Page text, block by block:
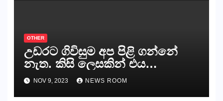
OTHER
උඩරට ගිවිසුම අප පිළි ගන්නේ
නැත. කිසි ලෙසකින් එය
නීත්‍යානුකූල ලියවිල්ලක් නො වේ.
සිංහල ප්‍රතිපත්ති කේන්ද්‍රයෙන්
NOV 9, 2023 NEWS ROOM